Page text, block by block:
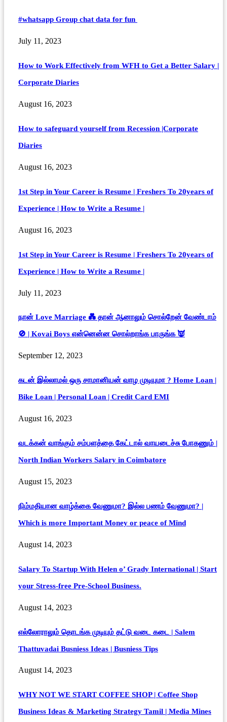
#whatsapp Group chat data for fun
July 11, 2023
How to Work Effectively from WFH to Get a Better Salary |
Corporate Diaries
August 16, 2023
How to safeguard yourself from Recession |Corporate
Diaries
August 16, 2023
1st Step in Your Career is Resume | Freshers To 20years of
Experience | How to Write a Resume |
August 16, 2023
1st Step in Your Career is Resume | Freshers To 20years of
Experience | How to Write a Resume |
July 11, 2023
நான் Love Marriage 💑 தான் ஆனாலும் சொல்றேன் வேண்டாம்
🚫 | Kovai Boys என்னென்ன சொல்றாங்க பாருங்க 👿
September 12, 2023
கடன் இல்லாமல் ஒரு சாமானியன் வாழ முடியுமா ? Home Loan |
Bike Loan | Personal Loan | Credit Card EMI
August 16, 2023
வடக்கன் வாங்கும் சம்பளத்தை கேட்டால் வாயடைச்சு போகணும் |
North Indian Workers Salary in Coimbatore
August 15, 2023
நிம்மதியான வாழ்க்கை வேணுமா? இல்ல பணம் வேணுமா? |
Which is more Important Money or peace of Mind
August 14, 2023
Salary To Startup With Helen o’ Grady International | Start
your Stress-free Pre-School Business.
August 14, 2023
எல்லோராலும் தொடங்க முடியும் தட்டு வடை கடை | Salem
Thattuvadai Busniess Ideas | Busniess Tips
August 14, 2023
WHY NOT WE START COFFEE SHOP | Coffee Shop
Business Ideas & Marketing Strategy Tamil | Media Mines